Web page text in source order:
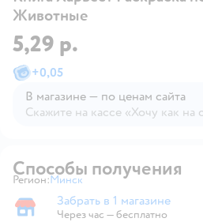
Животные
5,29 р.
+0,05
В магазине — по ценам сайта
Скажите на кассе «Хочу как на
Способы получения
Регион: Выбор адреса доставки.
Минск
Забрать в магазине
Забрать в 1 магазине
Через час — бесплатно